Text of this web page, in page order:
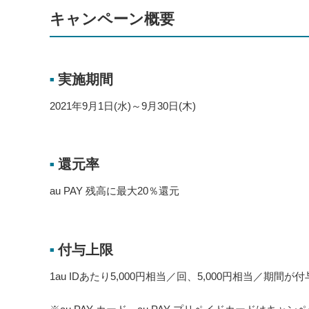
キャンペーン概要
■ 実施期間
2021年9月1日(水)～9月30日(木)
■ 還元率
au PAY 残高に最大20％還元
■ 付与上限
1au IDあたり5,000円相当／回、5,000円相当／期間が付